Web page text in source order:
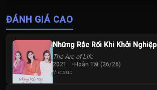
Vàng
ĐÁNH GIÁ CAO
Những Rắc Rối Khi Khởi Nghiệp
The Arc of Life
2021 Hoàn Tất (26/26)
Vietsub